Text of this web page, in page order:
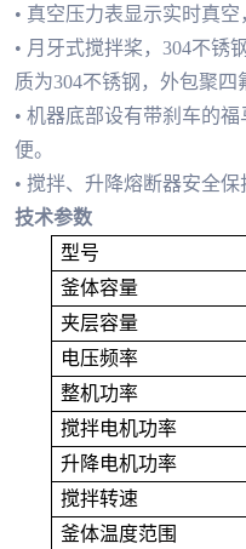
• 真空压力表显示实时真空
• 月牙式搅拌桨，304不锈
质为304不锈钢，外包聚四
• 机器底部设有带刹车的
便。
• 搅拌、升降熔断器安全保
技术参数
型号
釜体容量
夹层容量
电压频率
整机功率
搅拌电机功率
升降电机功率
搅拌转速
釜体温度范围